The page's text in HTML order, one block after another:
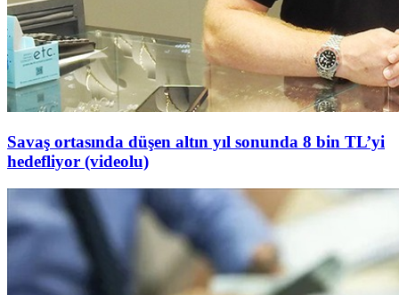
Savaş ortasında düşen altın yıl sonunda 8 bin TL’yi
hedefliyor (videolu)